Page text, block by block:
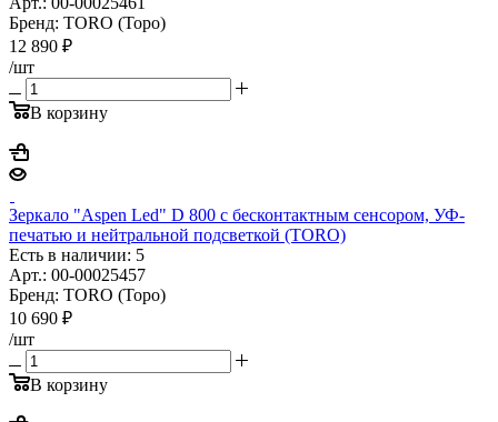
Бренд: TORO (Торо)
12 890 ₽
/шт
В корзину
Зеркало "Aspen Led" D 800 с бесконтактным сенсором, УФ-
печатью и нейтральной подсветкой (TORO)
Есть в наличии: 5
Арт.: 00-00025457
Бренд: TORO (Торо)
10 690 ₽
/шт
В корзину